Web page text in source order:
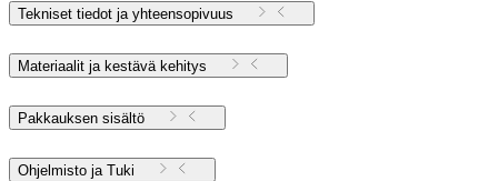
Tekniset tiedot ja yhteensopivuus
Materiaalit ja kestävä kehitys
Pakkauksen sisältö
Ohjelmisto ja Tuki